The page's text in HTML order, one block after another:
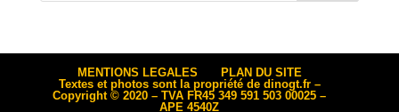
MENTIONS LEGALES
PLAN DU SITE
Textes et photos sont la propriété de dinogt.fr –
Copyright © 2020 – TVA FR45 349 591 503 00025 –
APE 4540Z